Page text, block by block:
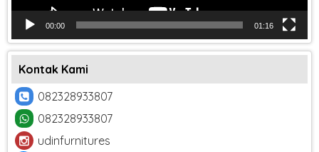
00:00 01:16
Kontak Kami
082328933807
082328933807
udinfurnitures